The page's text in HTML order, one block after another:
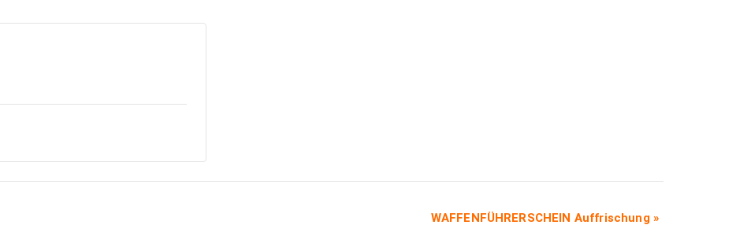
WAFFENFÜHRERSCHEIN Auffrischung »